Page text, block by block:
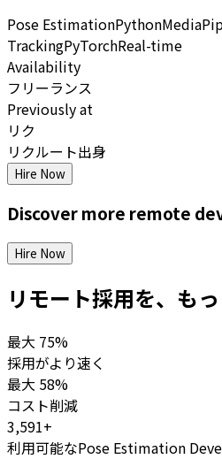
Pose EstimationPython
TrackingPyTorchReal-time
Availability
フリーランス
Previously at
リク
リクルート出身
Hire Now
Discover more remote
Hire Now
リモート採用を、も
最大 75%
採用がより速く
最大 58%
コスト削減
3,591+
利用可能なPose Estimation